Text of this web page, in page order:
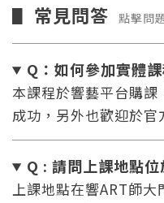
▋ 常見問答 點擊問
Q：如何參加實體課
本課程於響藝平台購
成功，另外也歡迎於官
Q : 請問上課地點位
上課地點在響ART師